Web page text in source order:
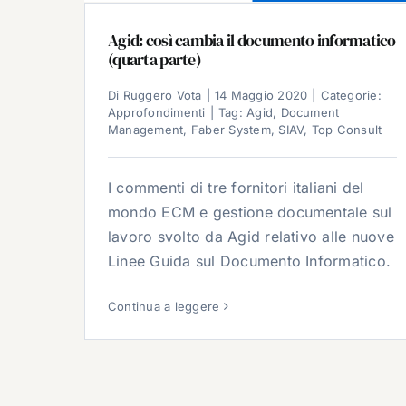
Agid: così cambia il documento informatico
(quarta parte)
Di Ruggero Vota 14 Maggio 2020
Categorie:
Approfondimenti
Tag:Agid, Document
Management, Faber System, SIAV, Top Consult
I commenti di tre fornitori italiani del
mondo ECM e gestione documentale sul
lavoro svolto da Agid relativo alle nuove
Linee Guida sul Documento Informatico.
Continua a leggere